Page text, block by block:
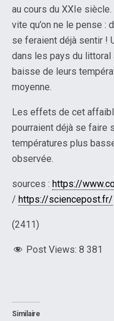
au cours du XXIe
vite qu’on ne le pense :
se feraient déjà sentir !
dans les pays du littoral
baisse de leurs
moyenne.
Les effets de cet
pourraient déjà se faire
températures plus
observée.
sources : https://
/ https://sciencepost.fr/
(2411)
Post Views: 8 381
Similaire